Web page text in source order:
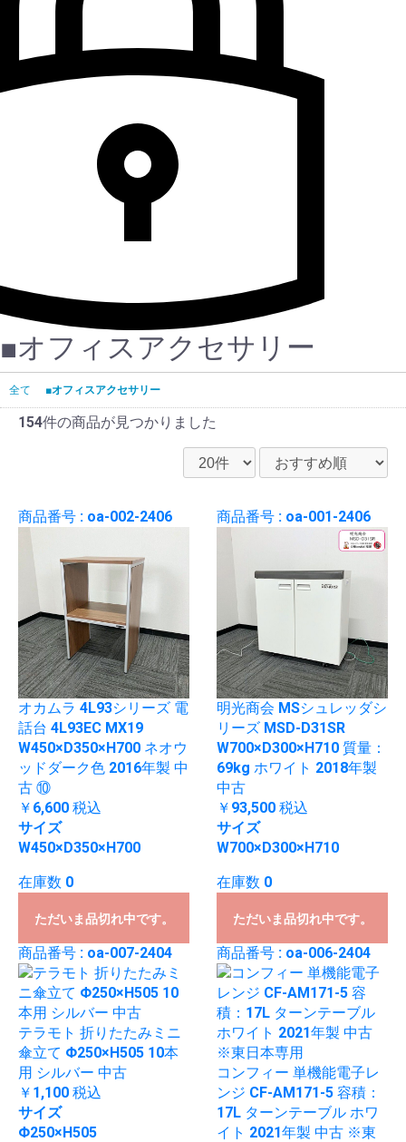
■オフィスアクセサリー
全て ■オフィスアクセサリー
154件の商品が見つかりました
商品番号 : oa-002-2406
オカムラ 4L93シリーズ 電
話台 4L93EC MX19
W450×D350×H700 ネオウ
ッドダーク色 2016年製 中
古 ⑩
￥6,600 税込
サイズ
W450×D350×H700
在庫数 0
ただいま品切れ中です。
商品番号 : oa-001-2406
明光商会 MSシュレッダシ
リーズ MSD-D31SR
W700×D300×H710 質量：
69kg ホワイト 2018年製
中古
￥93,500 税込
サイズ
W700×D300×H710
在庫数 0
ただいま品切れ中です。
商品番号 : oa-007-2404
テラモト 折りたたみミニ
傘立て Φ250×H505 10本
用 シルバー 中古
￥1,100 税込
サイズ
Φ250×H505
商品番号 : oa-006-2404
コンフィー 単機能電子レ
ンジ CF-AM171-5 容積：
17L ターンテーブル ホワ
イト 2021年製 中古 ※東